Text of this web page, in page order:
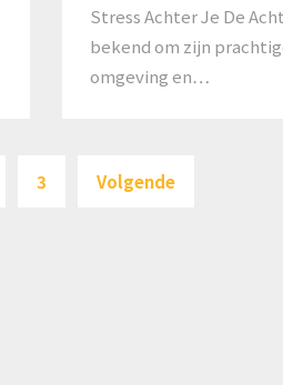
Stress Achter Je De
bekend om zijn
omgeving en…
paginering
3 Volgende